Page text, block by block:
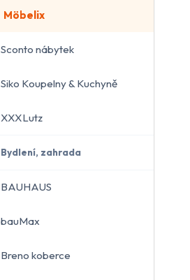
Möbelix
Sconto nábytek
Siko Koupelny & Kuchyně
XXXLutz
Bydlení, zahrada
BAUHAUS
bauMax
Breno koberce